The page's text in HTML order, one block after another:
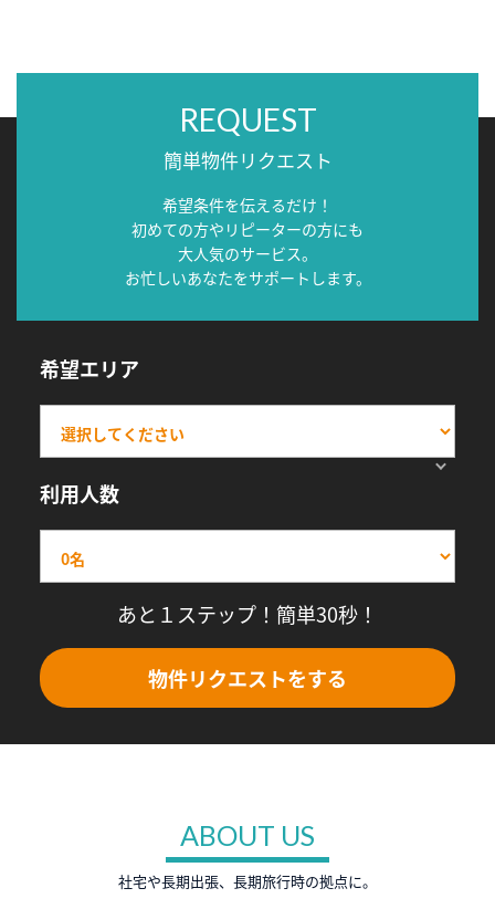
REQUEST
簡単物件リクエスト
希望条件を伝えるだけ！
初めての方やリピーターの方にも
大人気のサービス。
お忙しいあなたをサポートします。
希望エリア
利用人数
あと１ステップ！簡単30秒！
物件リクエストをする
ABOUT US
社宅や長期出張、長期旅行時の拠点に。